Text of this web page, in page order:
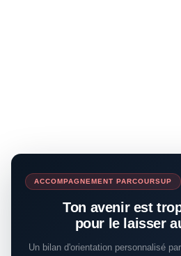
ACCOMPAGNEMENT PARCOURSUP
Ton avenir est
pour le laisser
Un bilan d'orientation personnalisé